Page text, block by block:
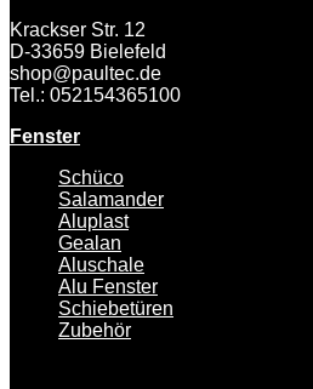
Krackser Str. 12
D-33659 Bielefeld
shop@paultec.de
Tel.: 052154365100
Fenster
Schüco
Salamander
Aluplast
Gealan
Aluschale
Alu Fenster
Schiebetüren
Zubehör